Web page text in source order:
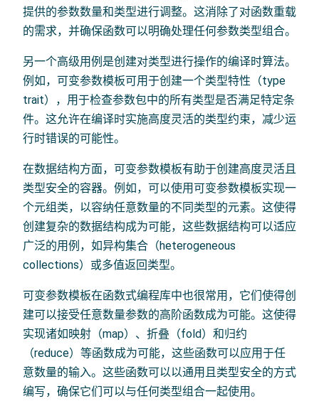
提供的参数数量和类型进行调整。这消除了对函数重载
的需求，并确保函数可以明确处理任何参数类型组合。
另一个高级用例是创建对类型进行操作的编译时算法。
例如，可变参数模板可用于创建一个类型特性（type
trait），用于检查参数包中的所有类型是否满足特定条
件。这允许在编译时实施高度灵活的类型约束，减少运
行时错误的可能性。
在数据结构方面，可变参数模板有助于创建高度灵活且
类型安全的容器。例如，可以使用可变参数模板实现一
个元组类，以容纳任意数量的不同类型的元素。这使得
创建复杂的数据结构成为可能，这些数据结构可以适应
广泛的用例，如异构集合（heterogeneous
collections）或多值返回类型。
可变参数模板在函数式编程库中也很常用，它们使得创
建可以接受任意数量参数的高阶函数成为可能。这使得
实现诸如映射（map）、折叠（fold）和归约
（reduce）等函数成为可能，这些函数可以应用于任
意数量的输入。这些函数可以以通用且类型安全的方式
编写，确保它们可以与任何类型组合一起使用。